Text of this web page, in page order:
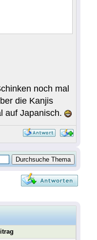
noch mal
die Kanjis
auf Japanisch.